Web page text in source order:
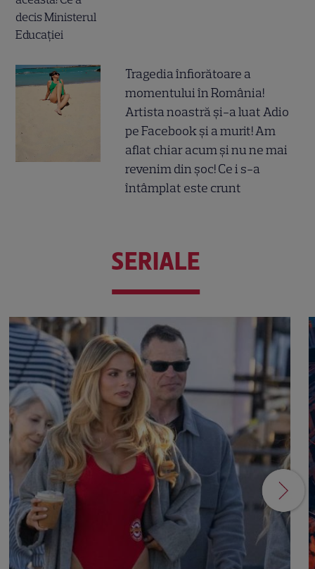
Tragedia înfiorătoare a
momentului în România!
Artista noastră și-a luat Adio
pe Facebook și a murit! Am
aflat chiar acum și nu ne mai
revenim din șoc! Ce i s-a
întâmplat este crunt
SERIALE